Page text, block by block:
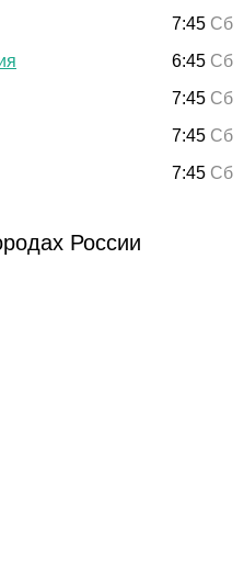
7:45 Сб
6:45 Сб
7:45 Сб
7:45 Сб
7:45 Сб
России